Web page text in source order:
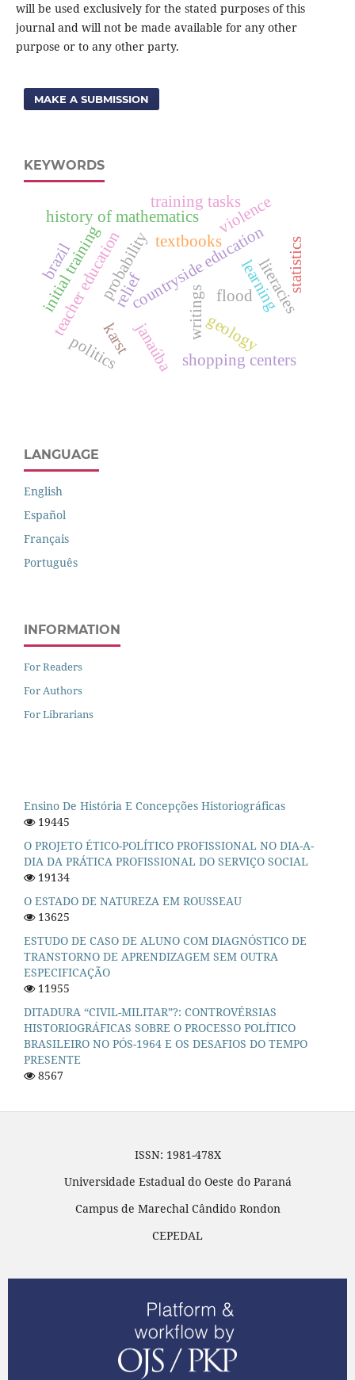
will be used exclusively for the stated purposes of this
journal and will not be made available for any other
purpose or to any other party.
MAKE A SUBMISSION
KEYWORDS
geology
janaúba
karst
flood
relief writings
countryside education
learning
literacies
statistics
probability textbooks
history of mathematics
teacher education
initial training
training tasks
politics shopping centers
brazil
violence
LANGUAGE
English
Español
Français
Português
INFORMATION
For Readers
For Authors
For Librarians
Ensino De História E Concepções Historiográficas
19445
O PROJETO ÉTICO-POLÍTICO PROFISSIONAL NO DIA-A-
DIA DA PRÁTICA PROFISSIONAL DO SERVIÇO SOCIAL
19134
O ESTADO DE NATUREZA EM ROUSSEAU
13625
ESTUDO DE CASO DE ALUNO COM DIAGNÓSTICO DE
TRANSTORNO DE APRENDIZAGEM SEM OUTRA
ESPECIFICAÇÃO
11955
DITADURA “CIVIL-MILITAR”?: CONTROVÉRSIAS
HISTORIOGRÁFICAS SOBRE O PROCESSO POLÍTICO
BRASILEIRO NO PÓS-1964 E OS DESAFIOS DO TEMPO
PRESENTE
8567
ISSN: 1981-478X
Universidade Estadual do Oeste do Paraná
Campus de Marechal Cândido Rondon
CEPEDAL